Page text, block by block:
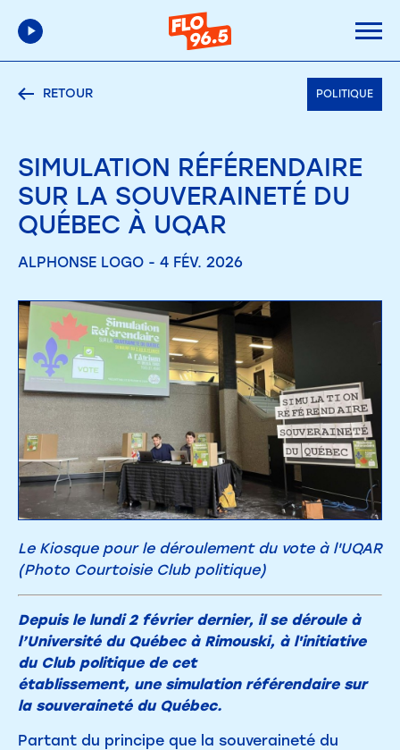
RETOUR POLITIQUE
SIMULATION RÉFÉRENDAIRE
SUR LA SOUVERAINETÉ DU
QUÉBEC À UQAR
ALPHONSE LOGO - 4 FÉV. 2026
Le Kiosque pour le déroulement du vote à l'UQAR
(Photo Courtoisie Club politique)
Depuis le lundi 2 février dernier, il se déroule à
l’Université du Québec à Rimouski, à l'initiative
du Club politique de cet
établissement, une simulation référendaire sur
la souveraineté du Québec.
Partant du principe que la souveraineté du